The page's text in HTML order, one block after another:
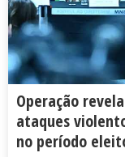
Operação
ataques
no período